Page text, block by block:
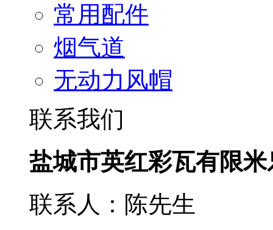
常用配件
烟气道
无动力风帽
联系我们
盐城市英红彩瓦有限
联系人：陈先生